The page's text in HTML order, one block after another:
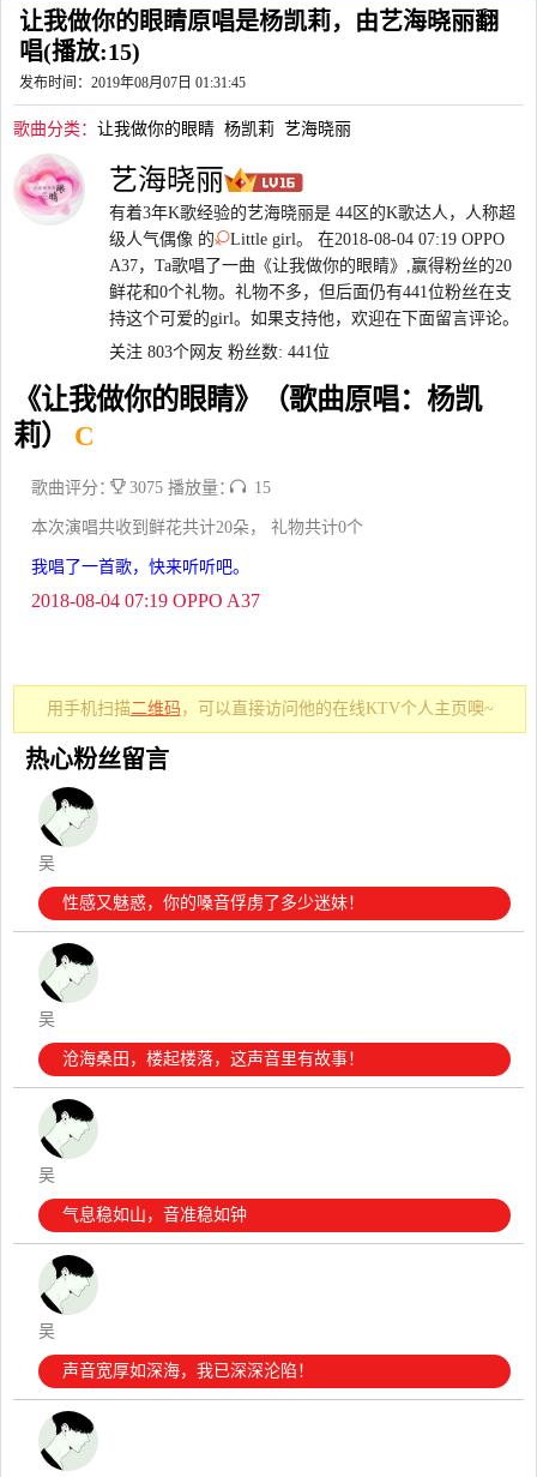
让我做你的眼睛原唱是杨凯莉，由艺海晓丽翻
唱(播放:15)
发布时间：2019年08月07日 01:31:45
歌曲分类： 让我做你的眼睛 杨凯莉 艺海晓丽
艺海晓丽
有着3年K歌经验的艺海晓丽是 44区的K歌达人，人称超
级人气偶像 的
Little girl。 在2018-08-04 07:19 OPPO
A37，Ta歌唱了一曲《让我做你的眼睛》,赢得粉丝的20
鲜花和0个礼物。礼物不多，但后面仍有441位粉丝在支
持这个可爱的girl。如果支持他，欢迎在下面留言评论。
关注 803个网友 粉丝数: 441位
《让我做你的眼睛》（歌曲原唱：杨凯
莉）
C
歌曲评分： 3075 播放量： 15
本次演唱共收到鲜花共计20朵， 礼物共计0个
我唱了一首歌，快来听听吧。
2018-08-04 07:19 OPPO A37
用手机扫描二维码 ，可以直接访问他的在线KTV个人主页噢~
热心粉丝留言
吴
性感又魅惑，你的嗓音俘虏了多少迷妹！
吴
沧海桑田，楼起楼落，这声音里有故事！
吴
气息稳如山，音准稳如钟
吴
声音宽厚如深海，我已深深沦陷！